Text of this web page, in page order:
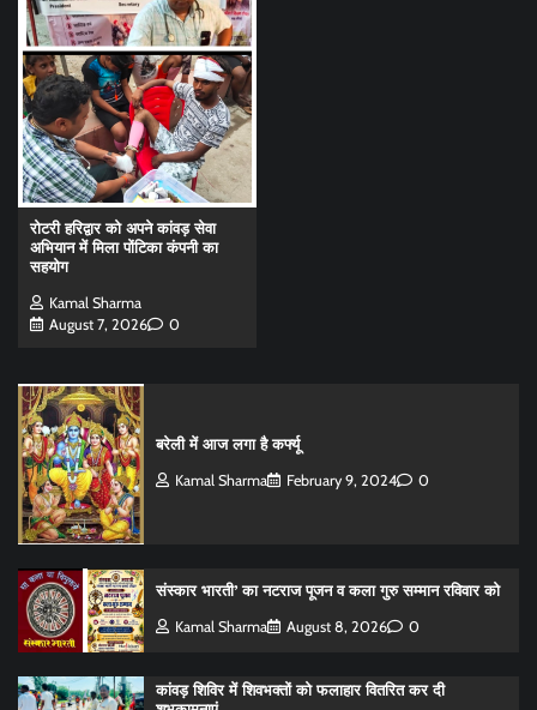
रोटरी हरिद्वार को अपने कांवड़ सेवा
अभियान में मिला पोंटिका कंपनी का
सहयोग
Kamal Sharma
August 7, 2026
0
बरेली में आज लगा है कर्फ्यू
Kamal Sharma February 9, 2024 0
संस्कार भारती’ का नटराज पूजन व कला गुरु सम्मान रविवार को
Kamal Sharma August 8, 2026 0
कांवड़ शिविर में शिवभक्तों को फलाहार वितरित कर दी